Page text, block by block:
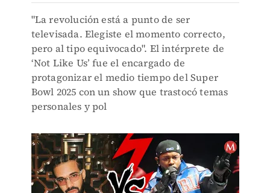
"La revolución está a punto de ser
televisada. Elegiste el momento correcto,
pero al tipo equivocado". El intérprete de
‘Not Like Us’ fue el encargado de
protagonizar el medio tiempo del Super
Bowl 2025 con un show que trastocó temas
personales y pol